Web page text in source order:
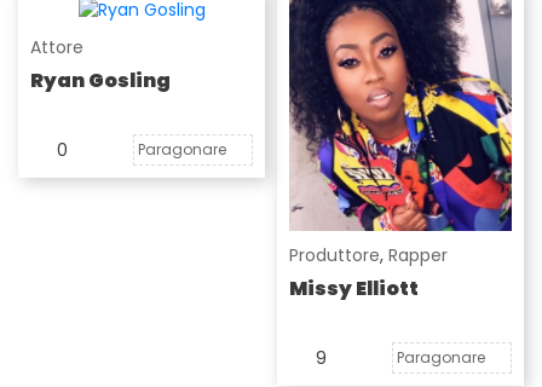
Attore
Ryan Gosling
0 Paragonare
Produttore, Rapper
Missy Elliott
9 Paragonare